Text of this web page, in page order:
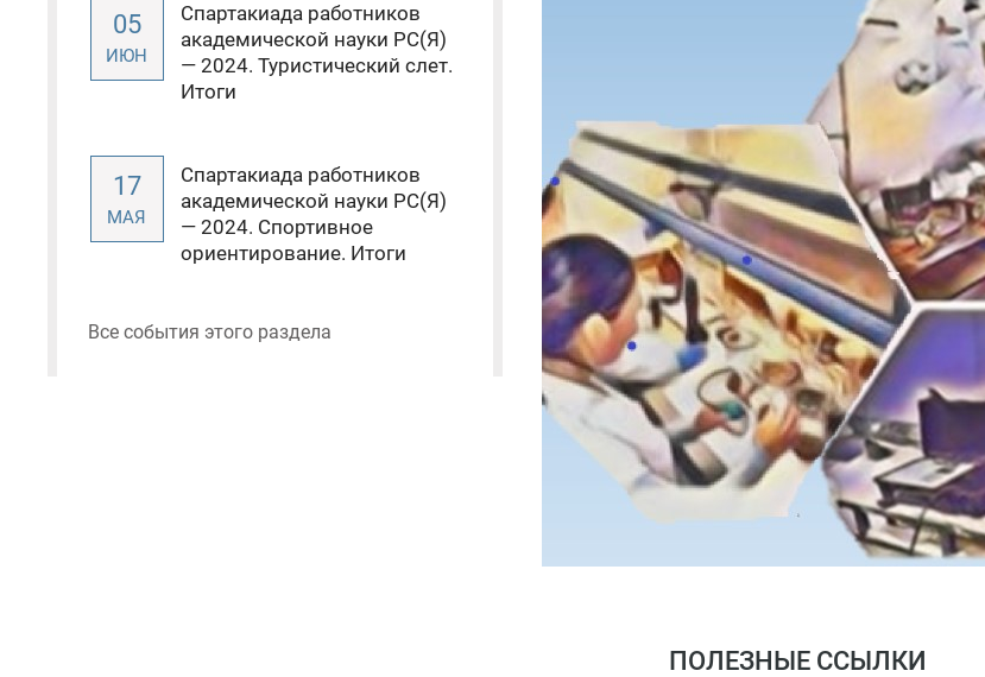
05
ИЮН
Спартакиада работников
академической науки РС(Я)
— 2024. Туристический слет.
Итоги
17
МАЯ
Спартакиада работников
академической науки РС(Я)
— 2024. Спортивное
ориентирование. Итоги
Все события этого раздела
ПОЛЕЗНЫЕ ССЫЛКИ